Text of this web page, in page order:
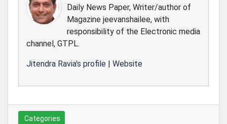
Daily News Paper, Writer/author of
Magazine jeevanshailee, with
responsibility of the Electronic media
channel, GTPL.
Jitendra Ravia's profile | Website
Categories